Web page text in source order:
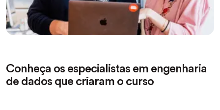
Conheça os especialistas em engenharia
de dados que criaram o curso